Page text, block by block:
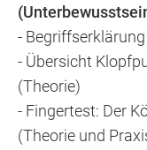
-
- Übersicht
(Theorie)
- Fingertest: Der
(Theorie und